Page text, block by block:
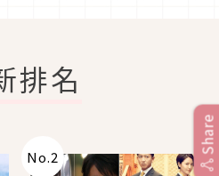
排名
No.2
Share